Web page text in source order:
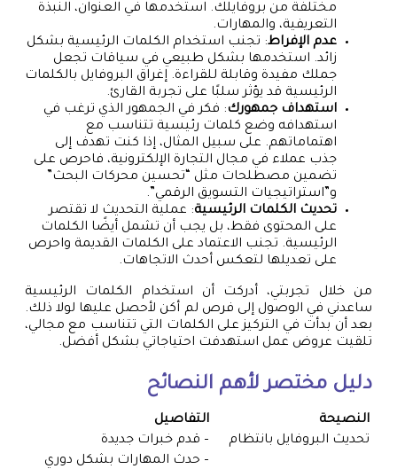
مختلفة من بروفايلك. استخدمها في العنوان، النبذة
التعريفية، والمهارات.
عدم الإفراط: تجنب استخدام الكلمات الرئيسية بشكل
زائد. استخدمها بشكل طبيعي في سياقات تجعل
جملك مفيدة وقابلة للقراءة. إغراق البروفايل بالكلمات
الرئيسية قد يؤثر سلبًا على تجربة القارئ.
استهداف جمهورك: فكر في الجمهور الذي ترغب في
استهدافه وضع كلمات رئيسية تتناسب مع
اهتماماتهم. على سبيل المثال، إذا كنت تهدف إلى
جذب عملاء في مجال التجارة الإلكترونية، فاحرص على
تضمين مصطلحات مثل “تحسين محركات البحث”
و”استراتيجيات التسويق الرقمي”.
تحديث الكلمات الرئيسية: عملية التحديث لا تقتصر
على المحتوى فقط، بل يجب أن تشمل أيضًا الكلمات
الرئيسية. تجنب الاعتماد على الكلمات القديمة واحرص
على تعديلها لتعكس أحدث الاتجاهات.
من خلال تجربتي، أدركت أن استخدام الكلمات الرئيسية
ساعدني في الوصول إلى فرص لم أكن لأحصل عليها لولا ذلك.
بعد أن بدأت في التركيز على الكلمات التي تتناسب مع مجالي،
تلقيت عروض عمل استهدفت احتياجاتي بشكل أفضل.
دليل مختصر لأهم النصائح
النصيحة
التفاصيل
تحديث البروفايل بانتظام
– قدم خبرات جديدة
– حدث المهارات بشكل دوري